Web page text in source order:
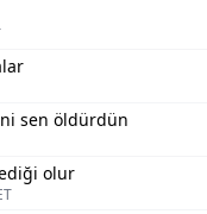
sen öldürdün
olur